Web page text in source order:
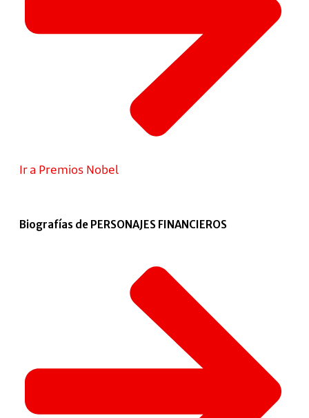
Ir a Premios Nobel
Biografías de PERSONAJES FINANCIEROS